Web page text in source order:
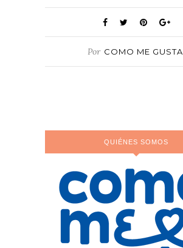
Por COMO ME GUSTA
QUIÉNES SOMOS